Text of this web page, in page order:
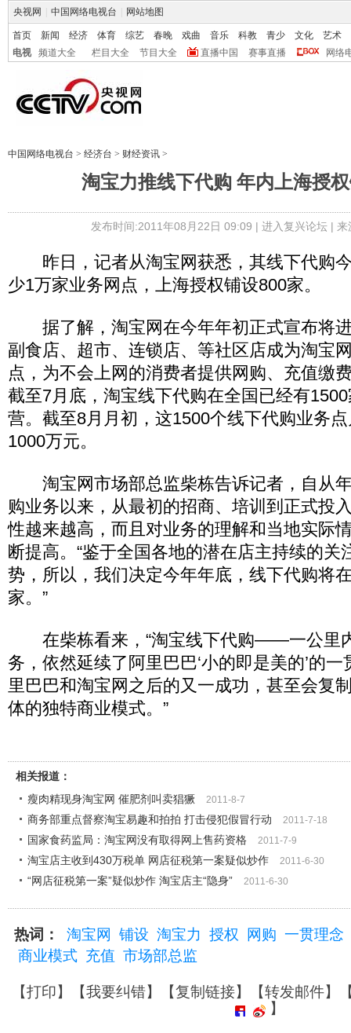
央视网 中国网络电视台 网站地图
首页 新闻 经济 体育 综艺 春晚 戏曲 音乐 科教 青少 文化
艺术
电视
频道大全 栏目大全 节目大全 直播中国 赛事直播 网络
中国网络电视台 > 经济台 > 财经资讯 >
淘宝力推线下代购 年内上海授
发布时间:2011年08月22日 09:09 | 进入复兴论坛| 来
昨日，记者从淘宝网获悉，其线下代购
少1万家业务网点，上海授权铺设800家。
据了解，淘宝网在今年年初正式宣布将
副食店、超市、连锁店、等社区店成为淘宝
点，为不会上网的消费者提供网购、充值缴
截至7月底，淘宝线下代购在全国已经有
营。截至8月月初，这1500个线下代购业务
1000万元。
淘宝网市场部总监柴栋告诉记者，自从
购业务以来，从最初的招商、培训到正式投
性越来越高，而且对业务的理解和当地实际
断提高。“鉴于全国各地的潜在店主持续的关
势，所以，我们决定今年年底，线下代购将
家。”
在柴栋看来，“淘宝线下代购——一公里
务，依然延续了阿里巴巴‘小的即是美的’的
里巴巴和淘宝网之后的又一成功，甚至会复
体的独特商业模式。”
相关报道：
瘦肉精现身淘宝网 催肥剂叫卖猖獗
2011-8-7
商务部重点督察淘宝易趣和拍拍 打击侵犯假冒行动 2011-7-18
国家食药监局：淘宝网没有取得网上售药资格 2011-7-9
淘宝店主收到430万税单 网店征税第一案疑似炒作 2011-6-30
“网店征税第一案”疑似炒作 淘宝店主“隐身” 2011-6-30
热词： 淘宝网 铺设 淘宝力 授权 网购 一贯理念
商业模式 充值 市场部总监
【打印】【我要纠错】【复制链接】【转发邮件】
】